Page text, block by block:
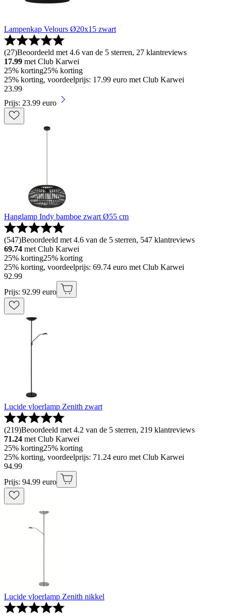
Lampenkap Velours Ø20x15 zwart
(27)Beoordeeld met 4.6 van de 5 sterren, 27 klantreviews
17.99 met Club Karwei
25% korting25% korting
25% korting, voordeelprijs: 17.99 euro met Club Karwei
23.99
Prijs: 23.99 euro
Hanglamp Indy bamboe zwart Ø55 cm
(547)Beoordeeld met 4.6 van de 5 sterren, 547 klantreviews
69.74 met Club Karwei
25% korting25% korting
25% korting, voordeelprijs: 69.74 euro met Club Karwei
92.99
Prijs: 92.99 euro
Lucide vloerlamp Zenith zwart
(219)Beoordeeld met 4.2 van de 5 sterren, 219 klantreviews
71.24 met Club Karwei
25% korting25% korting
25% korting, voordeelprijs: 71.24 euro met Club Karwei
94.99
Prijs: 94.99 euro
Lucide vloerlamp Zenith nikkel